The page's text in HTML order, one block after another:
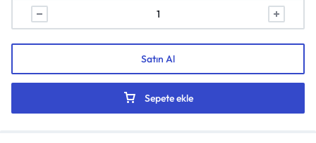
Sepete ekle
Satın Al